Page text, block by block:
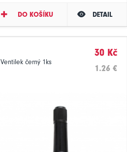
DO KOŠÍKU DETAIL
Ventilek černý 1ks
30 Kč
1.26 €